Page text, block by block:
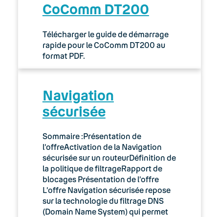
CoComm DT200
Télécharger le guide de démarrage
rapide pour le CoComm DT200 au
format PDF.
Navigation
sécurisée
Sommaire :Présentation de
l’offreActivation de la Navigation
sécurisée sur un routeurDéfinition de
la politique de filtrageRapport de
blocages Présentation de l’offre
L’offre Navigation sécurisée repose
sur la technologie du filtrage DNS
(Domain Name System) qui permet